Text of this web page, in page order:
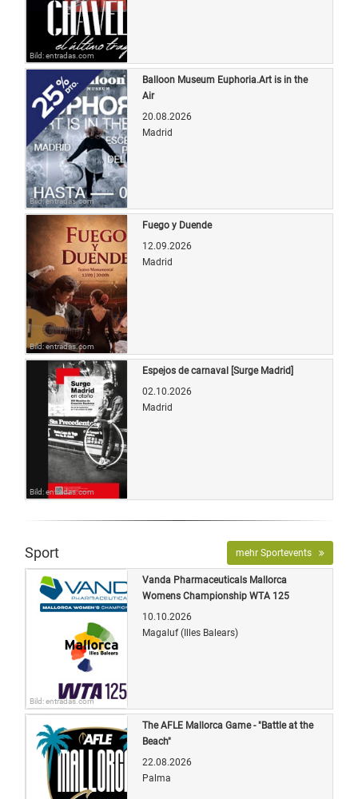
Bild: entradas.com
Bild: entradas.com
Balloon Museum Euphoria.Art is in the
Air
20.08.2026
Madrid
Bild: entradas.com
Fuego y Duende
12.09.2026
Madrid
Bild: entradas.com
Espejos de carnaval [Surge Madrid]
02.10.2026
Madrid
Sport mehr Sportevents
Bild: entradas.com
Vanda Pharmaceuticals Mallorca
Womens Championship WTA 125
10.10.2026
Magaluf (Illes Balears)
The AFLE Mallorca Game - "Battle at the
Beach"
22.08.2026
Palma